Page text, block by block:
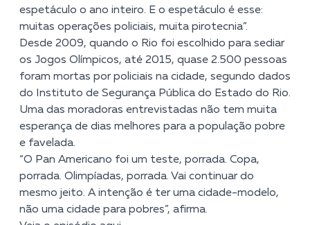
espetáculo o ano inteiro. E o espetáculo é esse:
muitas operações policiais, muita pirotecnia”.
Desde 2009, quando o Rio foi escolhido para sediar
os Jogos Olímpicos, até 2015, quase 2.500 pessoas
foram mortas por policiais na cidade, segundo dados
do Instituto de Segurança Pública do Estado do Rio.
Uma das moradoras entrevistadas não tem muita
esperança de dias melhores para a população pobre
e favelada.
“O Pan Americano foi um teste, porrada. Copa,
porrada. Olimpíadas, porrada. Vai continuar do
mesmo jeito. A intenção é ter uma cidade-modelo,
não uma cidade para pobres”, afirma.